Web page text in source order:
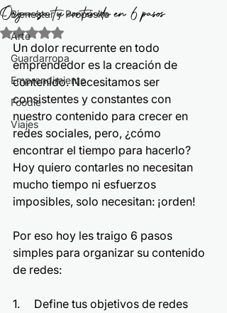
Bienestar y Propósito
Arte
Guardarropa
Emprendimiento
Foodie
Viajes
Organiza tu contenido en 6 pasos
Obtuvo NaN de 5 estrellas.
Un dolor recurrente en todo
emprendedor es la creación de
contenido. Necesitamos ser
consistentes y constantes con
nuestro contenido para crecer en
redes sociales, pero, ¿cómo
encontrar el tiempo para hacerlo?
Hoy quiero contarles no necesitan
mucho tiempo ni esfuerzos
imposibles, solo necesitan: ¡orden!
Por eso hoy les traigo 6 pasos
simples para organizar su contenido
de redes:
1.     Define tus objetivos de redes